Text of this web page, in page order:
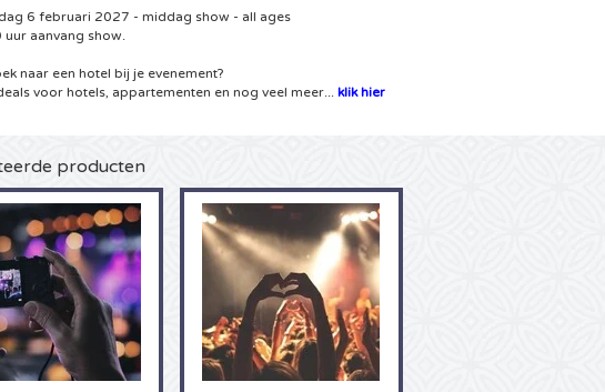
6 februari 2027 - middag show - all ages
uur aanvang show.
naar een hotel bij je evenement?
voor hotels, appartementen en nog veel meer... klik hier
producten